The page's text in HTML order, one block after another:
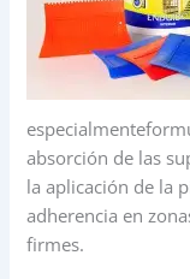
absorción de las
la aplicación de la
adherencia en
firmes.